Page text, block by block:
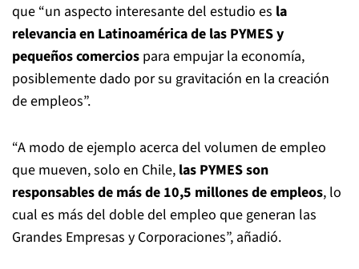
que “un aspecto interesante del estudio es la
relevancia en Latinoamérica de las PYMES y
pequeños comercios para empujar la economía,
posiblemente dado por su gravitación en la creación
de empleos”.
“A modo de ejemplo acerca del volumen de empleo
que mueven, solo en Chile, las PYMES son
responsables de más de 10,5 millones de empleos, lo
cual es más del doble del empleo que generan las
Grandes Empresas y Corporaciones”, añadió.